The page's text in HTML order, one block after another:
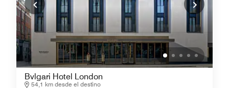
Bvlgari Hotel London
54,1 km desde el destino